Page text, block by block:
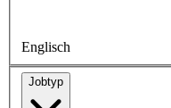
Englisch
Jobtyp